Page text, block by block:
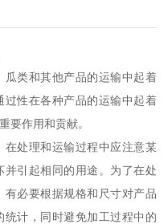
瓜类和其他产品的运输中起着
性在各种产品的运输中起着
要作用和贡献。
在处理和运输过程中应注意某
引起相同的用途。为了在处
必要根据规格和尺寸对产品
计，同时避免加工过程中的